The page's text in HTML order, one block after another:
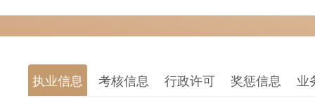
执业信息 考核信息 行政许可 奖惩信息 业